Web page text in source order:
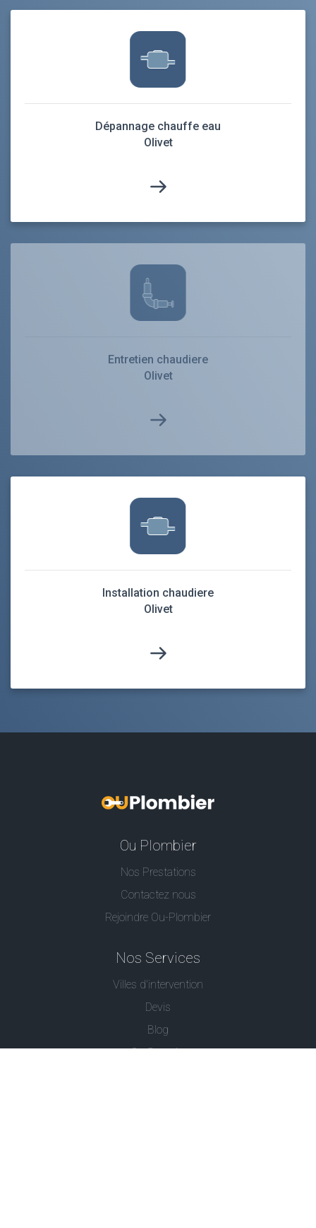
Dépannage chauffe eau
Olivet
Entretien chaudiere
Olivet
Installation chaudiere
Olivet
Ou Plombier
Nos Prestations
Contactez nous
Rejoindre Ou-Plombier
Nos Services
Villes d'intervention
Devis
Blog
Ou Serrurier